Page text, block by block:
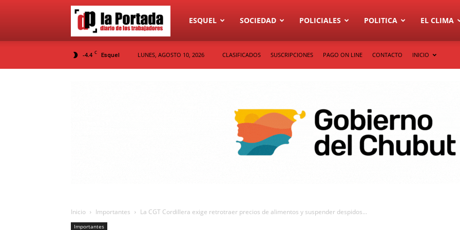
Diario
ESQUEL SOCIEDAD POLICIALES POLITICA EL CLIMA
-4.4 C Esquel LUNES, AGOSTO 10, 2026 CLASIFICADOS SUSCRIPCIONES PAGO ON LINE CONTACTO INICIO
Inicio Importantes La CGT Cordillera exige retrotraer precios de alimentos y suspender despidos...
Importantes